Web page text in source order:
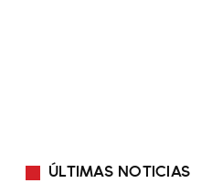
ÚLTIMAS NOTICIAS